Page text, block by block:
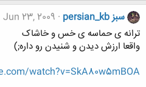
persian_kb سبز
Jun 23, 2009
ترانه ی حماسه ی خس و خاشاک
واقعا ارزش دیدن و شنیدن رو داره;)
watch?v=SkA80w5mBOA